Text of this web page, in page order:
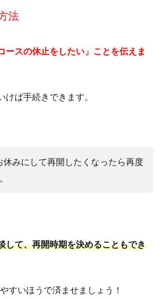
法
ースの休止をしたい」ことを伝えま
ば手続きできます。
休みにして再開したくなったら再度
して、再開時期を決めることもでき
すいほうで済ませましょう！